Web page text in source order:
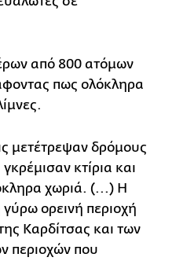
από 800 ατόμων
πως ολόκληρα
μετέτρεψαν δρόμους
κτίρια και
χωριά. (...) Η
ορεινή περιοχή
Καρδίτσας και των
περιοχών που